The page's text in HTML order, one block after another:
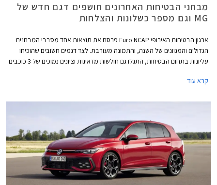
מבחני הבטיחות האחרונים חושפים דגם חדש של
MG וגם מספר כשלונות והצלחות
ארגון הבטיחות האירופי Euro NCAP פרסם את תוצאות אחד מסבבי המבחנים
הגדולים והמגוונים של השנה, והתמונה מעורבת. לצד דגמים חשובים שהוכיחו
עליונות בתחום הבטיחות, התגלו גם חולשות מדאיגות וציונים נמוכים של 3 כוכבים
מנת לבדוק את רמת בטיחותו בסטנדרטים של היום.
קרא עוד